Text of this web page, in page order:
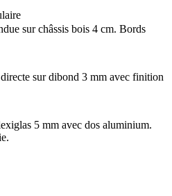
sur châssis bois 4 cm. Bords
sur dibond 3 mm avec finition
5 mm avec dos aluminium.